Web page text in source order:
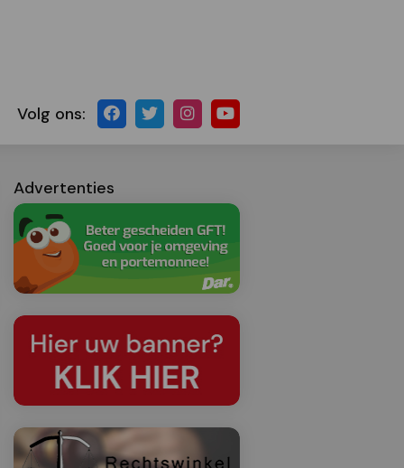
Volg ons:
Advertenties